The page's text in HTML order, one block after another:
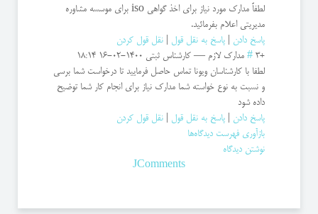
لطفاً مدارک مورد نیاز برای اخذ گواهی iso برای موسسه مشاوره
مدیریتی اعلام بفرمائید.
پاسخ دادن
پاسخ به نقل قول
نقل قول کردن
+3
# مدارک لازم — کارشناس ثبتی 1400-02-16 18:14
لطفا با کارشناسان ویونا تماس حاصل فرمایید تا درخواست شما برسی
و نسبت به نوع خواسته شما مدارک نیاز برای انجام کار شما توضیح
داده شود
پاسخ دادن
پاسخ به نقل قول
نقل قول کردن
بازآوری فهرست دیدگاه‌ها
نوشتن دیدگاه
JComments